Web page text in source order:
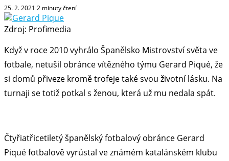
25. 2. 2021 2 minuty čtení
Zdroj: Profimedia
Když v roce 2010 vyhrálo Španělsko Mistrovství světa ve
fotbale, netušil obránce vítězného týmu Gerard Piqué, že
si domů přiveze kromě trofeje také svou životní lásku. Na
turnaji se totiž potkal s ženou, která už mu nedala spát.
Čtyřiatřicetiletý španělský fotbalový obránce Gerard
Piqué fotbalově vyrůstal ve známém katalánském klubu